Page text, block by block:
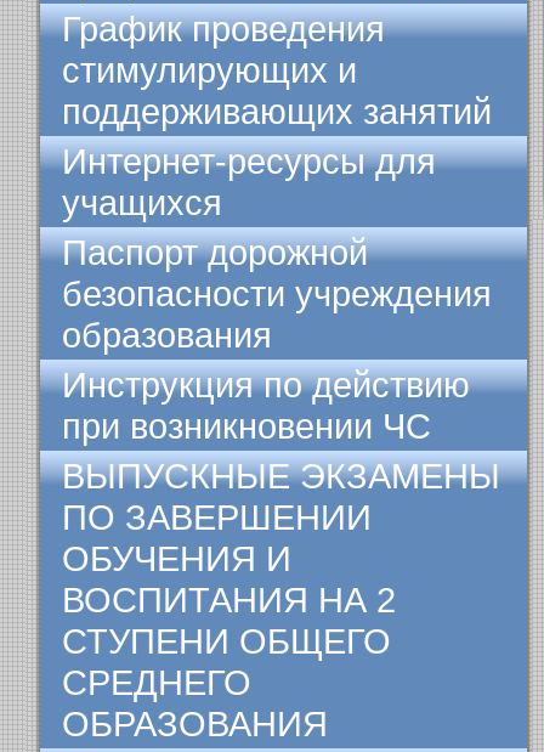
График проведения
стимулирующих и
поддерживающих занятий
Интернет-ресурсы для
учащихся
Паспорт дорожной
безопасности учреждения
образования
Инструкция по действию
при возникновении ЧС
ВЫПУСКНЫЕ ЭКЗАМЕНЫ
ПО ЗАВЕРШЕНИИ
ОБУЧЕНИЯ И
ВОСПИТАНИЯ НА 2
СТУПЕНИ ОБЩЕГО
СРЕДНЕГО
ОБРАЗОВАНИЯ